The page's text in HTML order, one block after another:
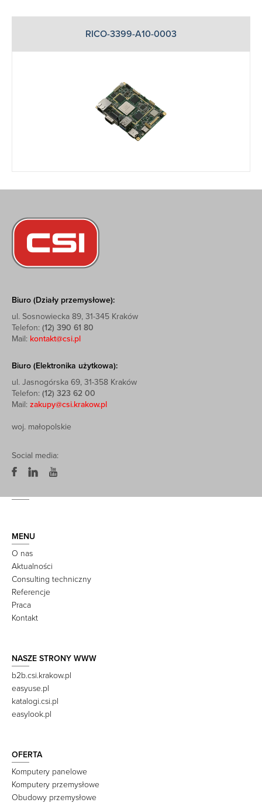
RICO-3399-A10-0003
Biuro (Działy przemysłowe):
ul. Sosnowiecka 89, 31-345 Kraków
Telefon: (12) 390 61 80
Mail: kontakt@csi.pl
Biuro (Elektronika użytkowa):
ul. Jasnogórska 69, 31-358 Kraków
Telefon: (12) 323 62 00
Mail: zakupy@csi.krakow.pl
woj. małopolskie
Social media:
MENU
O nas
Aktualności
Consulting techniczny
Referencje
Praca
Kontakt
NASZE STRONY WWW
b2b.csi.krakow.pl
easyuse.pl
katalogi.csi.pl
easylook.pl
OFERTA
Komputery panelowe
Komputery przemysłowe
Obudowy przemysłowe